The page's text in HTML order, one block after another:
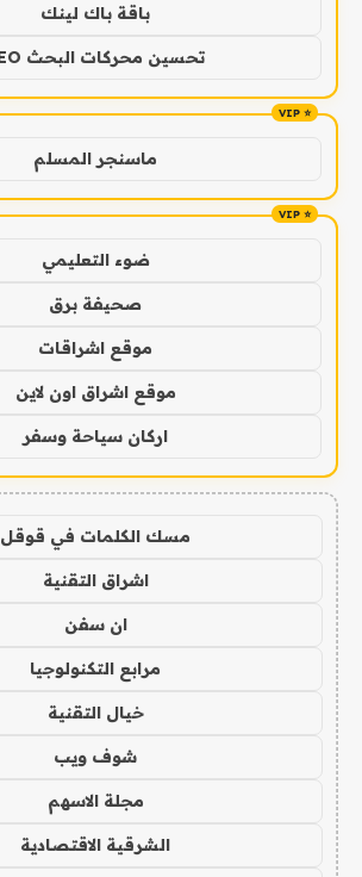
باقة باك لينك
تحسين محركات البحث SEO
ماسنجر المسلم
ضوء التعليمي
صحيفة برق
موقع اشراقات
موقع اشراق اون لاين
اركان سياحة وسفر
مسك الكلمات في قوقل
اشراق التقنية
ان سفن
مرابع التكنولوجيا
خيال التقنية
شوف ويب
مجلة الاسهم
الشرقية الاقتصادية